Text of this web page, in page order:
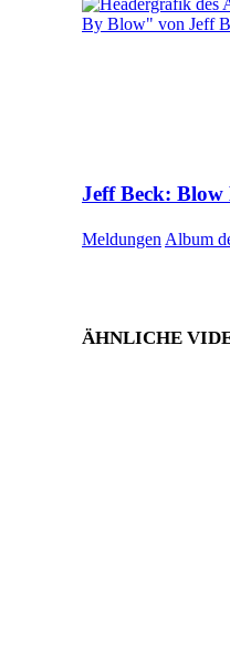
Jeff Beck:
Meldungen Album
ÄHNLICHE